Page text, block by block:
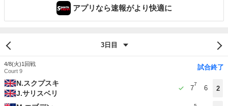
アプリなら速報がより快適に
4/8(火)1回戦
Court 9
試合終了
N.スクプスキ
J.サリスベリ
7
7
6 2